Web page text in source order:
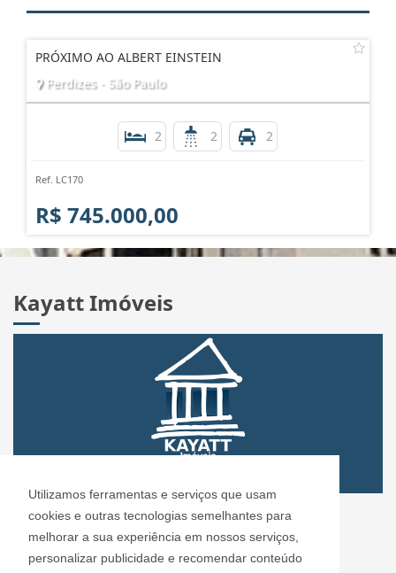
Utilizamos ferramentas e serviços que usam
cookies e outras tecnologias semelhantes para
melhorar a sua experiência em nossos serviços,
personalizar publicidade e recomendar conteúdo
PRÓXIMO AO ALBERT EINSTEIN
Perdizes - São Paulo
2 2 2
Ref. LC170
R$ 745.000,00
Kayatt Imóveis
CRECI: 72.304
Informações de Contato